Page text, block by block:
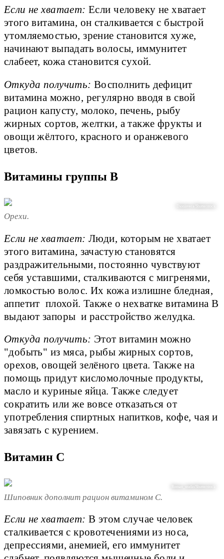
Если не хватает:Если человеку не хватает
этого витамина, он сталкивается с быстрой
утомляемостью, зрение становится хуже,
начинают выпадать волосы, иммунитет
слабеет, кожа становится сухой.
Откуда получить:Восполнить дефицит
витамина можно, регулярно вводя в свой
рацион капусту, молоко, печень, рыбу
жирных сортов, желтки, а также фрукты и
овощи жёлтого, красного и оранжевого
цветов.
Витамины группы В
Dionisvera/Shutterstock
Орехи.
Если не хватает:Люди, которым не хватает
этого витамина, зачастую становятся
раздражительными, постоянно чувствуют
себя уставшими, сталкиваются с мигренями,
ломкостью волос. Их кожа излишне бледная,
аппетит плохой. Также о нехватке витамина В
выдают запоры и расстройство желудка.
Откуда получить: Этот витамин можно
"добыть" из мяса, рыбы жирных сортов,
орехов, овощей зелёного цвета. Также на
помощь придут кисломолочные продукты,
масло и куриные яйца. Также следует
сократить или же вовсе отказаться от
употребления спиртных напитков, кофе, чая и
завязать с курением.
Витамин С
Roman_studio/Shutterstock
Шиповник дополнит рацион витамином С.
Если не хватает:В этом случае человек
сталкивается с кровотечениями из носа,
депрессиями, анемией, его иммунитет